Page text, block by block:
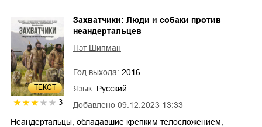
ТЕКСТ
3 Добавлено 09.12.2023 13:33
Захватчики: Люди и собаки против
неандертальцев
Пэт Шипман
Год выхода: 2016
Язык: Русский
Неандертальцы, обладавшие крепким телосложением,